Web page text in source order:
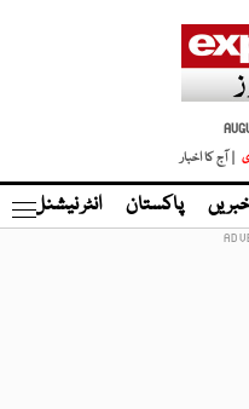
| آج کا اخبار
پاکستان انٹر نیشنل